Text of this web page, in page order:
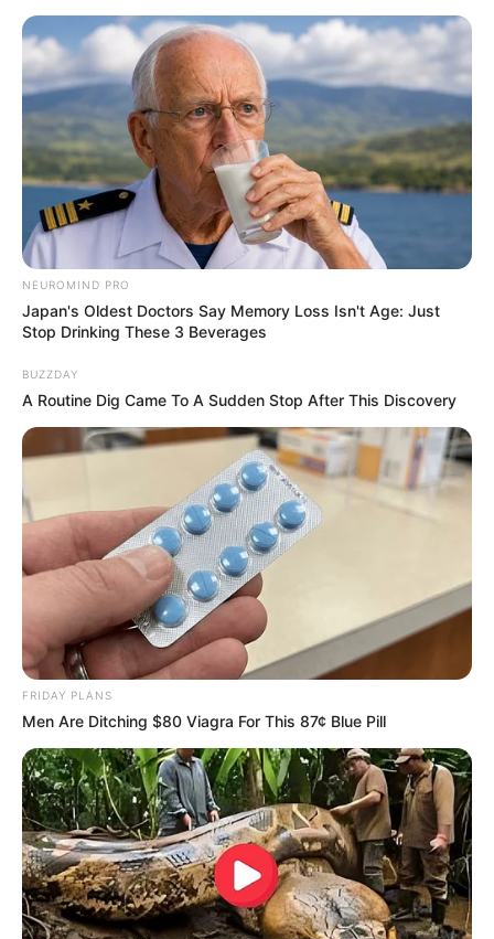
NEUROMIND PRO
Japan's Oldest Doctors Say Memory Loss Isn't Age: Just
Stop Drinking These 3 Beverages
BUZZDAY
A Routine Dig Came To A Sudden Stop After This Discovery
FRIDAY PLANS
Men Are Ditching $80 Viagra For This 87¢ Blue Pill